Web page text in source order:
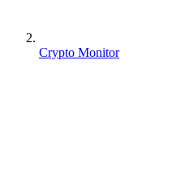
Crypto Monitor